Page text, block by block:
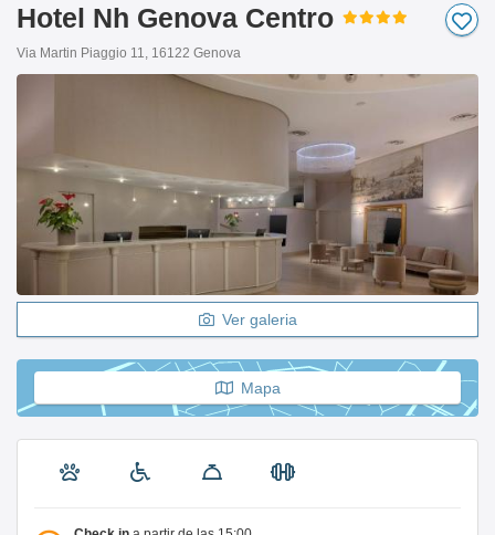
Hotel Nh Genova Centro
Via Martin Piaggio 11, 16122 Genova
Ver galeria
Mapa